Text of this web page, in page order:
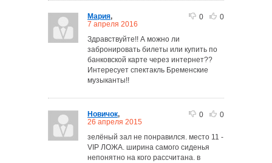
0 0
Мария,
7 апреля 2016
Здравствуйте!! А можно ли
забронировать билеты или купить по
банковской карте через интернет??
Интересует спектакль Бременские
музыканты!!
0 0
Новичок,
26 апреля 2015
зелёный зал не понравился. место 11 -
VIP ЛОЖА. ширина самого сиденья
непонятно на кого рассчитана. в